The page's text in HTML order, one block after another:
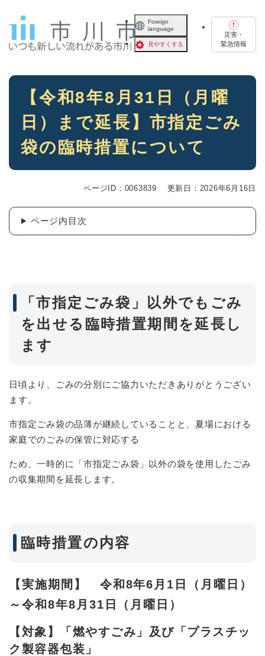
Foreign
language
見やすくする
災害・
緊急情報
本
【令和8年8月31日（月曜
日）まで延長】市指定ごみ
袋の臨時措置について
ページID：0063839 更新日：2026年6月16日
ページ内目次
「市指定ごみ袋」以外でもごみ
を出せる臨時措置期間を延長し
ます
日頃より、ごみの分別にご協力いただきありがとうござい
ます。
市指定ごみ袋の品薄が継続していることと、夏場における
家庭でのごみの保管に対応する
ため、一時的に「市指定ごみ袋」以外の袋を使用したごみ
の収集期間を延長します。
臨時措置の内容
【実施期間】 令和8年6月1日（月曜日）
～令和8年8月31日（月曜日）
【対象】「燃やすごみ」及び「プラスチッ
ク製容器包装」